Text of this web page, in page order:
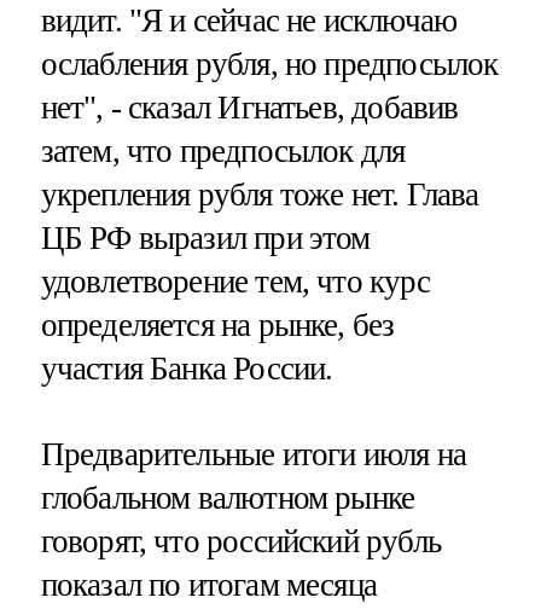
видит. "Я и сейчас не исключаю
ослабления рубля, но предпосылок
нет", - сказал Игнатьев, добавив
затем, что предпосылок для
укрепления рубля тоже нет. Глава
ЦБ РФ выразил при этом
удовлетворение тем, что курс
определяется на рынке, без
участия Банка России.
Предварительные итоги июля на
глобальном валютном рынке
говорят, что российский рубль
показал по итогам месяца